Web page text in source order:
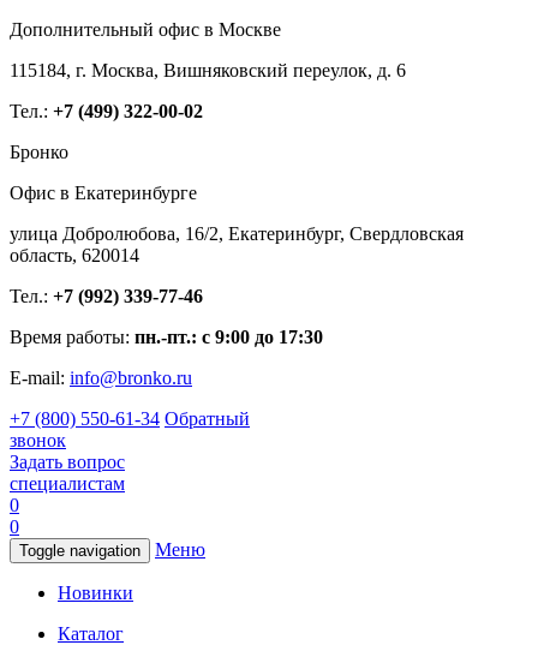
Дополнительный офис в Москве
115184, г. Москва, Вишняковский переулок, д. 6
Тел.: +7 (499) 322-00-02
Бронко
Офис в Екатеринбурге
улица Добролюбова, 16/2, Екатеринбург, Свердловская
область, 620014
Тел.: +7 (992) 339-77-46
Время работы: пн.-пт.: с 9:00 до 17:30
E-mail: info@bronko.ru
+7 (800) 550-61-34 Обратный
звонок
Задать вопрос
специалистам
0
0
Toggle navigation Меню
Новинки
Каталог